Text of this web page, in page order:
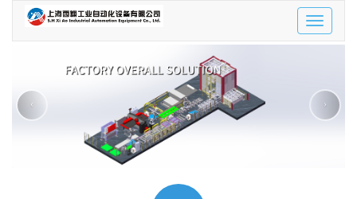
Toggle
‹ ›